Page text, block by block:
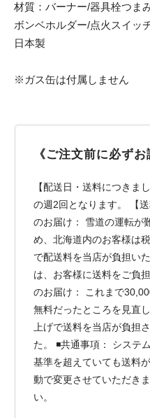
材質：バーナー/器具栓つま
ボンベホルダー/点火スイッ
日本製
※ガス缶は付属しません
《ご注文前に必ずお
【配送日・送料につきま
の週2回となります。 【
のお届け： 雪道の運転が
め、北海道内のお客様は
で配送料を当店が負担い
は、お客様に送料をご負
のお届け： これまで
無料だったところを見直
上げで送料を当店が負担
た。 ◾️共通事項： システ
基準を超えていても送料
動で変更させていただき
い。